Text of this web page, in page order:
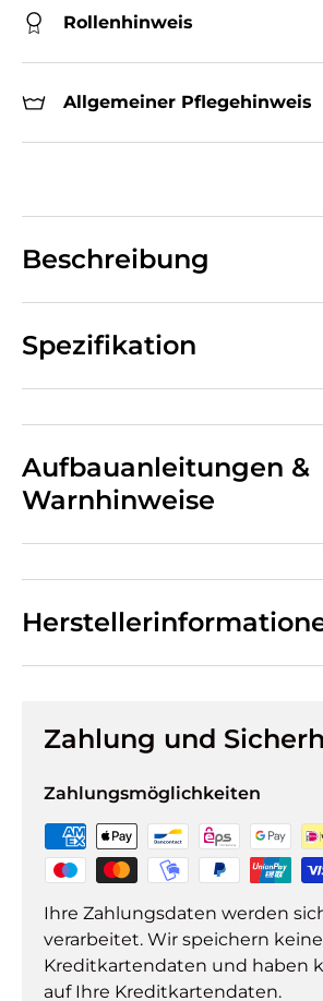
Rollenhinweis
Allgemeiner Pflegehinweis
Beschreibung
Spezifikation
Aufbauanleitungen &
Warnhinweise
Zahlung und
Zahlungsmöglichkeiten
Ihre Zahlungsdaten werden
verarbeitet. Wir speichern keine
Kreditkartendaten und haben
auf Ihre Kreditkartendaten.